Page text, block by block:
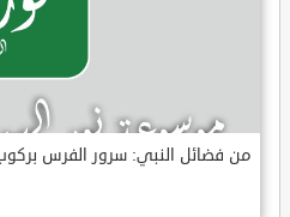
من فضائل النبي: سرور الفرس